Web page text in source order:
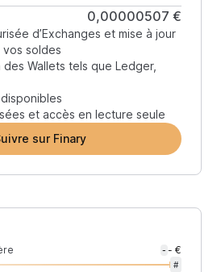
0,00000507 €
d’Exchanges et mise à jour
soldes
Wallets tels que Ledger,
et accès en lecture seule
sur Finary
- - €
#